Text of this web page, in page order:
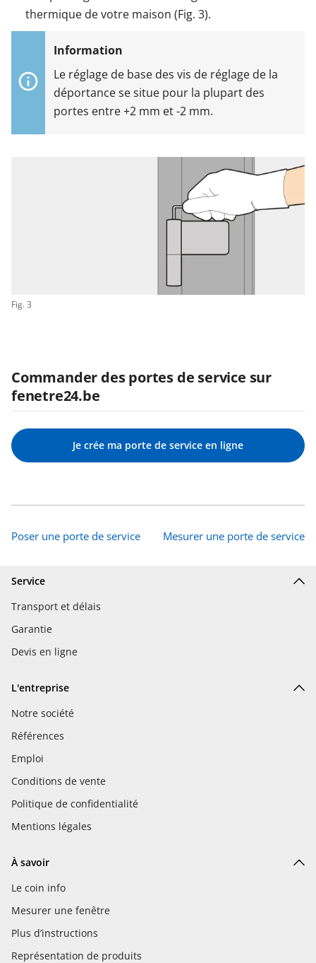
thermique de votre maison (Fig. 3).
Le réglage de base des vis de réglage de la
déportance se situe pour la plupart des
portes entre +2 mm et -2 mm.
Fig. 3
Commander des portes de service sur
fenetre24.be
Je crée ma porte de service en ligne
Poser une porte de service Mesurer une porte de service
Service
Transport et délais
Garantie
Devis en ligne
L'entreprise
Notre société
Références
Emploi
Conditions de vente
Politique de confidentialité
Mentions légales
À savoir
Le coin info
Mesurer une fenêtre
Plus d’instructions
Représentation de produits